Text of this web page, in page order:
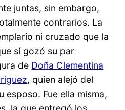
juntas, sin embargo,
contrarios. La
ni cruzado que la
sí gozó su par
de Doña Clementina
, quien alejó del
esposo. Fue ella misma,